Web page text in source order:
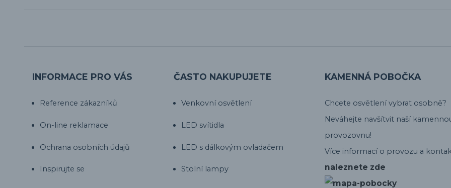
INFORMACE PRO VÁS
Reference zákazníků
On-line reklamace
Ochrana osobních údajů
Inspirujte se
ČASTO NAKUPUJETE
Venkovní osvětlení
LED svítidla
LED s dálkovým ovladačem
Stolní lampy
KAMENNÁ POBOČKA
Chcete osvětlení vybrat osobně?
Neváhejte navšítvit naší
provozovnu!
Více informací o provozu a
naleznete zde